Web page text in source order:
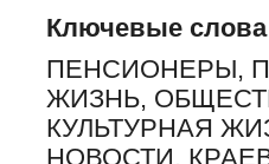
Ключевые слова
ПЕНСИОНЕРЫ,
ЖИЗНЬ,
КУЛЬТУРНАЯ
НОВОСТИ,